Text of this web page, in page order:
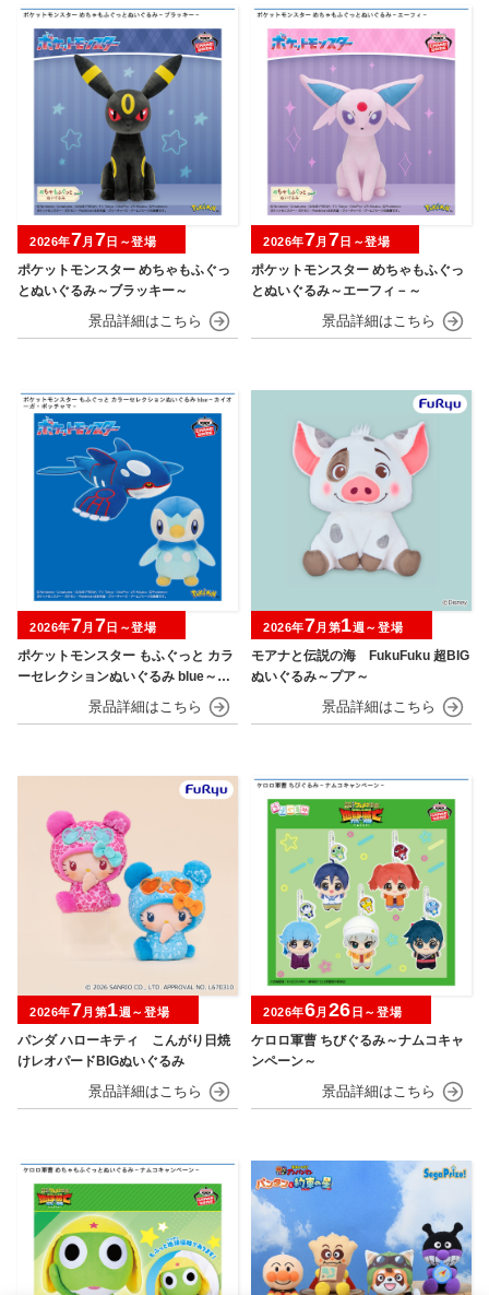
ポケットモンスター めちゃもふぐっ
とぬいぐるみ～ブラッキー～
2026年7月 7 日～登場
ポケットモンスター めちゃもふぐっ
とぬいぐるみ～エーフィ－～
2026年7月 7 日～登場
ポケットモンスター もふぐっと カラ
ーセレクションぬいぐるみ blue～カ
イオーガ・ポッチャマ～
2026年7月 7日～登場
モアナと伝説の海 FukuFuku 超BIG
ぬいぐるみ～プア～
2026年7月第1週～登場
パンダ ハローキティ こんがり日焼
けレオパードBIGぬいぐるみ
2026年7月第1週～登場
ケロロ軍曹 ちびぐるみ～ナムコキャ
ンペーン～
2026年6月 26 日～登場